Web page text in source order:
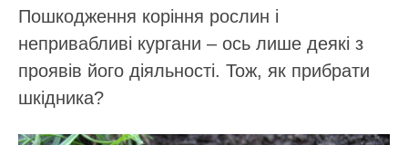
Пошкодження коріння рослин і
непривабливі кургани – ось лише деякі з
проявів його діяльності. Тож, як прибрати
шкідника?